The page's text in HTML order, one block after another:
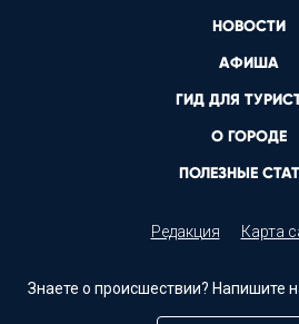
НОВОСТИ
АФИША
ГИД ДЛЯ
О ГОРОДЕ
ПОЛЕЗНЫЕ
Редакция Карта
Знаете о происшествии? Напишите